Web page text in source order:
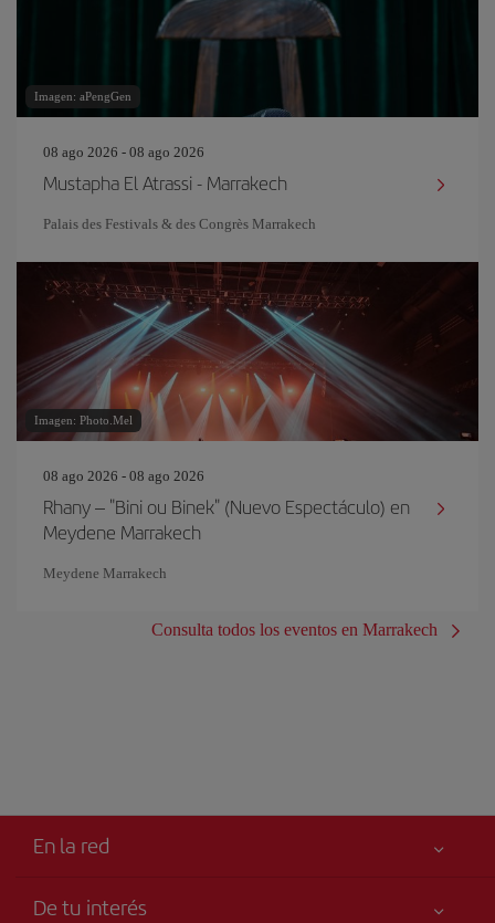
Imagen: aPengGen
08 ago 2026 - 08 ago 2026
Mustapha El Atrassi - Marrakech
Palais des Festivals & des Congrès Marrakech
Imagen: Photo.Mel
08 ago 2026 - 08 ago 2026
Rhany – "Bini ou Binek" (Nuevo Espectáculo) en
Meydene Marrakech
Meydene Marrakech
Consulta todos los eventos en Marrakech
En la red
De tu interés